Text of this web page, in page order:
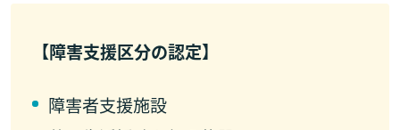
【障害支援区分の認定】
障害者支援施設